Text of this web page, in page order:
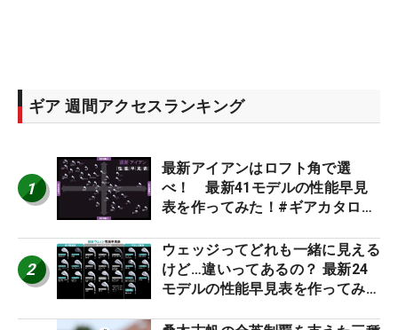
ギア 週間アクセスランキング
1
最新アイアンはロフト角で選
べ！ 最新41モデルの性能早見
表を作ってみた！#ギアカタログ
2
ウェッジってどれも一緒に見える
けど…違いってあるの？ 最新24
モデルの性能早見表を作ってみ